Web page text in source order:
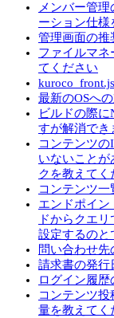
メンバー管
ーション仕様
管理画面の推
ファイルマネ
てください
最新のOSへ
ビルドの際に
すが解消でき
コンテンツ
いないことが
クを教えてく
コンテンツ一
エンドポイン
ドからクエ
設定するのと
問い合わせ
請求書の発行
ログイン履
コンテンツ
量を教えてく